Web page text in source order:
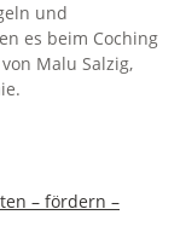
und
es beim Coching
Malu Salzig,
– fördern –